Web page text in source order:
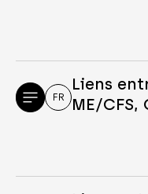
FR
Liens
ME/